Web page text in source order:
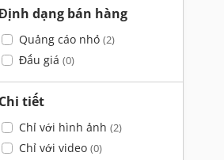
dạng bán hàng
Quảng cáo nhỏ (2)
Đấu giá (0)
Chi tiết
Chỉ với hình ảnh (2)
Chỉ với video (0)